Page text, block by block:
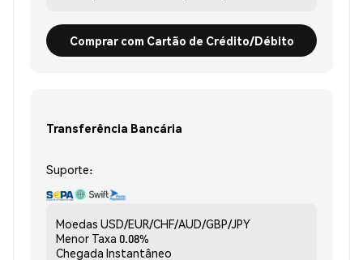
Comprar com Cartão de Crédito/Débito
Transferência Bancária
Suporte:
Moedas USD/EUR/CHF/AUD/GBP/JPY
Menor Taxa 0.08%
Chegada Instantâneo